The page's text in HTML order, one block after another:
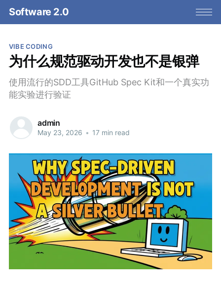
Software 2.0
VIBE CODING
为什么规范驱动开发也不是银弹
使用流行的SDD工具GitHub Spec Kit和一个真实功
能实验进行验证
admin
May 23, 2026 • 17 min read